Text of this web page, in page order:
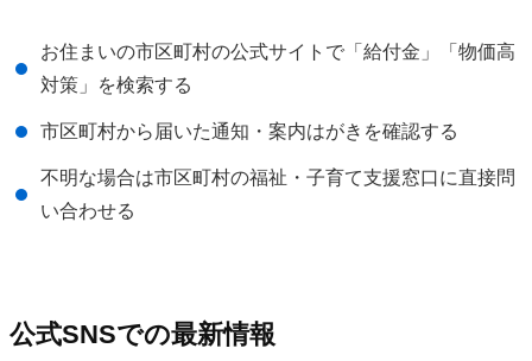
お住まいの市区町村の公式サイトで「給付金」「物価高
対策」を検索する
市区町村から届いた通知・案内はがきを確認する
不明な場合は市区町村の福祉・子育て支援窓口に直接問
い合わせる
公式SNSでの最新情報